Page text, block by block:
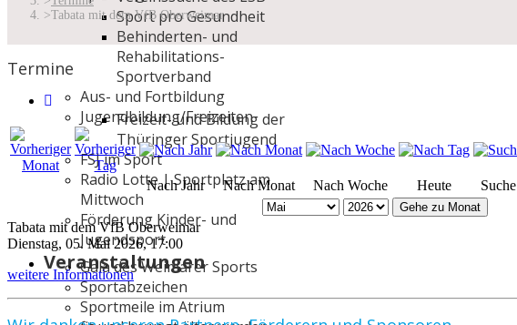
Sport pro Gesundheit
Behinderten- und
Rehabilitations-
Sportverband
Aus- und Fortbildung
Jugendbildung/Freizeiten
Freizeit- und Bildung der
Thüringer Sportjugend
FSJ im Sport
Radio Lotte | Sportplatz am
Mittwoch
Förderung Kinder- und
Jugendsport
Veranstaltungen
Gala des Weimarer Sports
Sportabzeichen
Sportmeile im Atrium
Tabata mit dem VfB Oberweimar
Termine
Nach Jahr Nach Monat Nach Woche Heute Suche
Gehe zu Monat
Tabata mit dem VfB Oberweimar
Dienstag, 05. Mai 2026, 17:00
weitere Informationen